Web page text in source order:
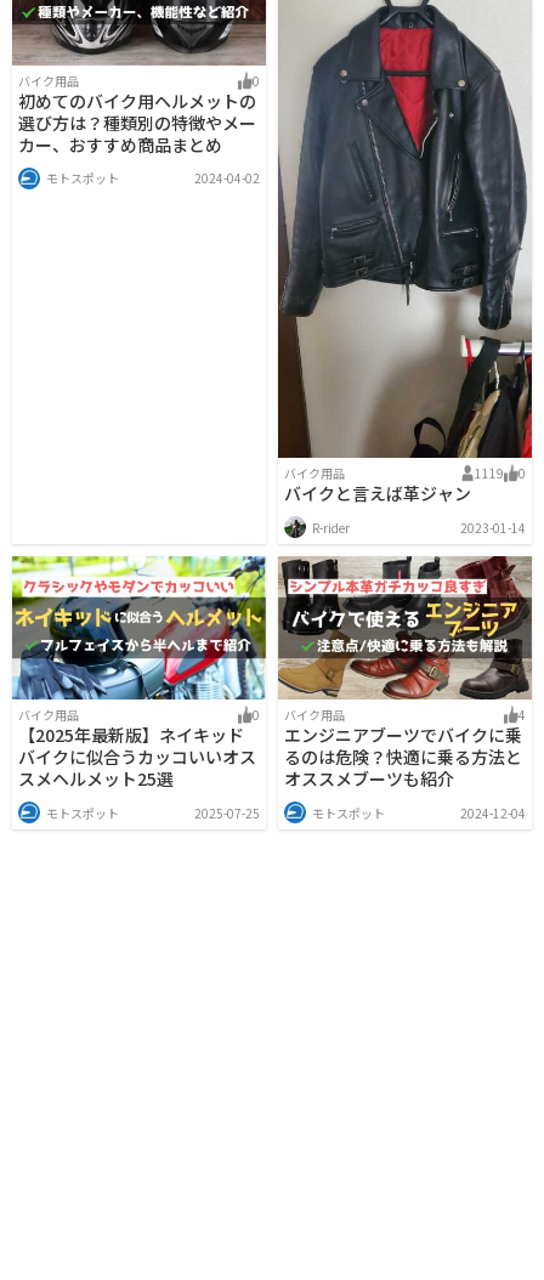
バイク用品 0
初めてのバイク用ヘルメットの
選び方は？種類別の特徴やメー
カー、おすすめ商品まとめ
モトスポット 2024-04-02
バイク用品 1119 0
バイクと言えば革ジャン
R-rider 2023-01-14
バイク用品 0
【2025年最新版】ネイキッド
バイクに似合うカッコいいオス
スメヘルメット25選
モトスポット 2025-07-25
バイク用品 4
エンジニアブーツでバイクに乗
るのは危険？快適に乗る方法と
オススメブーツも紹介
モトスポット 2024-12-04